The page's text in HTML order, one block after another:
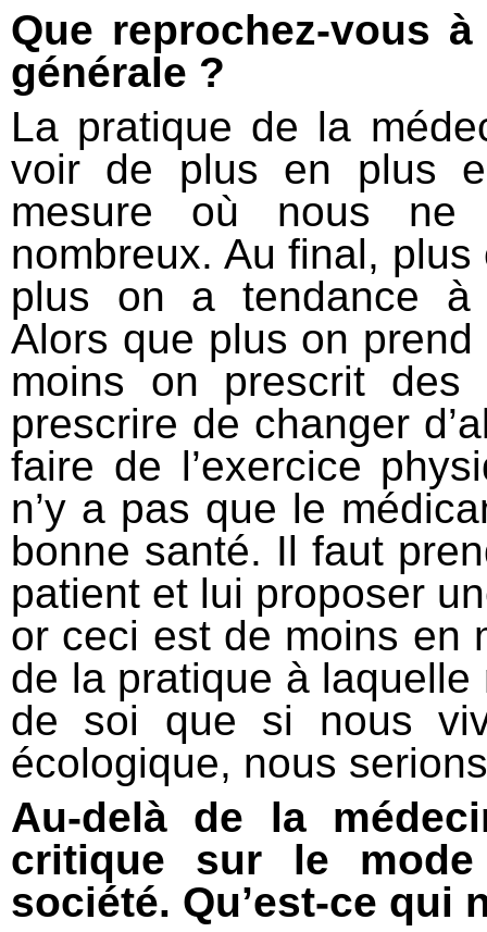
Que reprochez-vous
générale ?
La pratique de la
voir de plus en plus
mesure où nous ne
nombreux. Au final,
plus on a tendance à
Alors que plus on
moins on prescrit
prescrire de changer
faire de l’exercice
n’y a pas que le
bonne santé. Il faut
patient et lui proposer
or ceci est de moins en
de la pratique à
de soi que si nous
écologique, nous
Au-delà de la
critique sur le
société. Qu’est-ce qui